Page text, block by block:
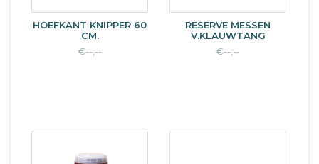
HOEFKANT KNIPPER 60
CM.
€--,--
RESERVE MESSEN
V.KLAUWTANG
€--,--